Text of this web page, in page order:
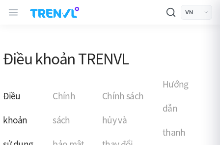
TRENVL Main Header Navigation 언어선택
Điều khoản TRENVL
Điều
khoản
Chính
sách
Chính sách
hủy và
Hướng
dẫn
thanh